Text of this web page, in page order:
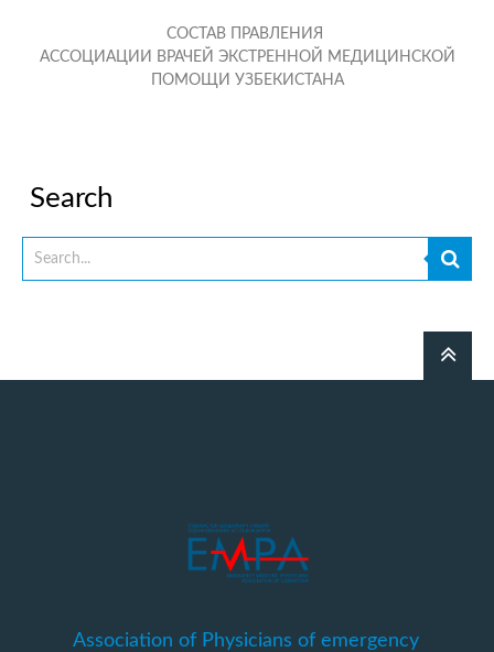
СОСТАВ ПРАВЛЕНИЯ
АССОЦИАЦИИ ВРАЧЕЙ ЭКСТРЕННОЙ МЕДИЦИНСКОЙ
ПОМОЩИ УЗБЕКИСТАНА
Search
Association of Physicians of emergency